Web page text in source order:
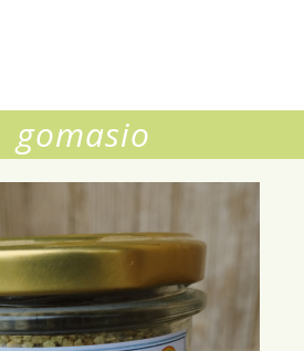
gomasio